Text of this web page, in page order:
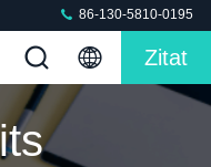
86-130-5810-0195
Zitat